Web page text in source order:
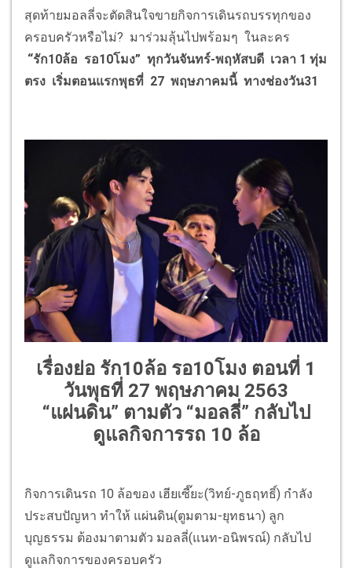
สุดท้ายมอลลี่จะตัดสินใจขายกิจการเดินรถบรรทุกของ
ครอบครัวหรือไม่? มาร่วมลุ้นไปพร้อมๆ ในละคร
“รัก10ล้อ รอ10โมง” ทุกวันจันทร์-พฤหัสบดี เวลา 1 ทุ่ม
ตรง เริ่มตอนแรกพุธที่ 27 พฤษภาคมนี้ ทางช่องวัน31
เรื่องย่อ รัก10ล้อ รอ10โมง ตอนที่ 1
วันพุธที่ 27 พฤษภาคม 2563
“แผ่นดิน” ตามตัว “มอลลี่” กลับไป
ดูแลกิจการรถ 10 ล้อ
กิจการเดินรถ 10 ล้อของ เฮียเซี๊ยะ(วิทย์-ภูธฤทธิ์) กำลัง
ประสบปัญหา ทำให้ แผ่นดิน(ตูมตาม-ยุทธนา) ลูก
บุญธรรม ต้องมาตามตัว มอลลี่(แนท-อนิพรณ์) กลับไป
ดูแลกิจการของครอบครัว